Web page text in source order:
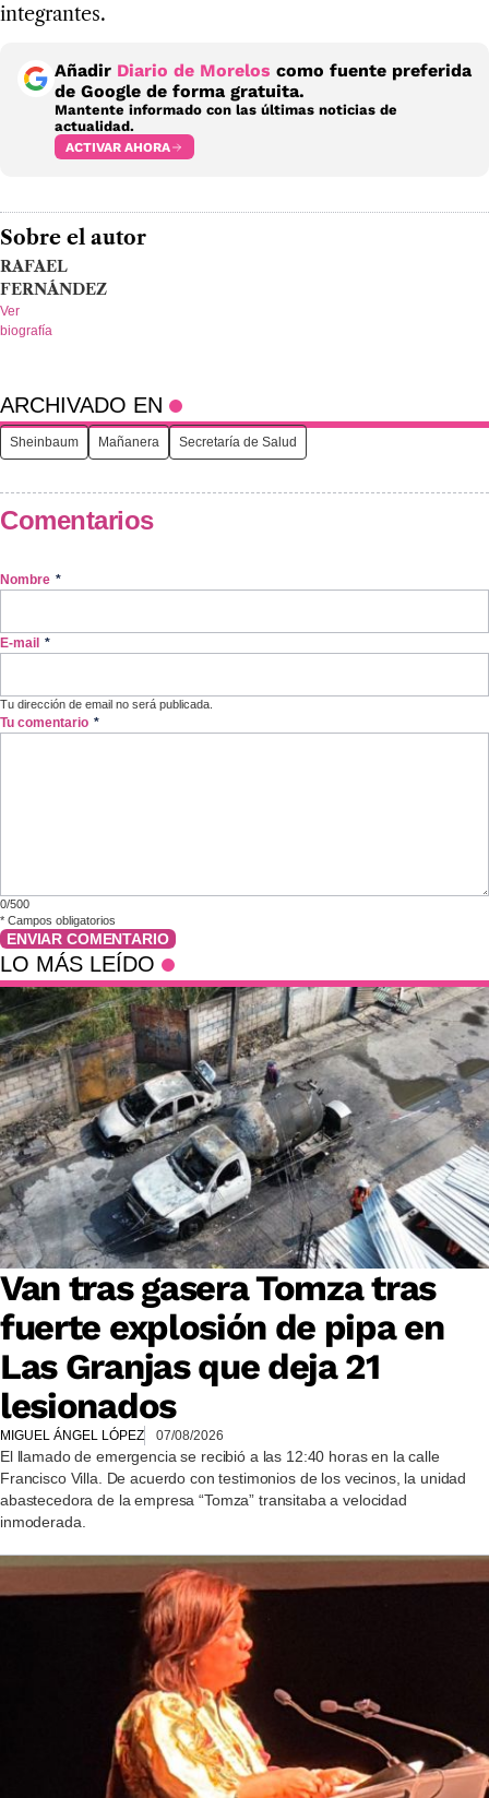
integrantes.
Añadir Diario de Morelos como fuente preferida
de Google de forma gratuita.
Mantente informado con las últimas noticias de
actualidad.
ACTIVAR AHORA
Sobre el autor
RAFAEL
FERNÁNDEZ
Ver
biografía
ARCHIVADO EN
Sheinbaum Mañanera Secretaría de Salud
Comentarios
Nombre *
E-mail *
Tu dirección de email no será publicada.
Tu comentario *
0/500
* Campos obligatorios
ENVIAR COMENTARIO
LO MÁS LEÍDO
Van tras gasera Tomza tras
fuerte explosión de pipa en
Las Granjas que deja 21
lesionados
MIGUEL ÁNGEL LÓPEZ 07/08/2026
El llamado de emergencia se recibió a las 12:40 horas en la calle
Francisco Villa. De acuerdo con testimonios de los vecinos, la unidad
abastecedora de la empresa “Tomza” transitaba a velocidad
inmoderada.